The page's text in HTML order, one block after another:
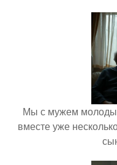
Мы с мужем
вместе уже